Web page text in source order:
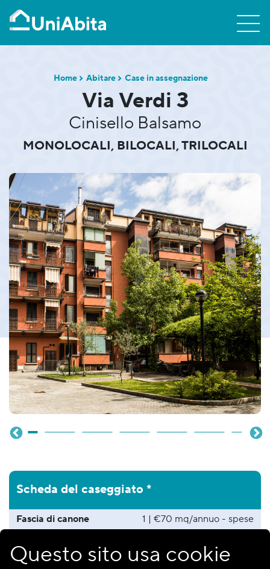
Home Abitare Case in assegnazione
Via Verdi 3
Cinisello Balsamo
MONOLOCALI, BILOCALI, TRILOCALI
Scheda del caseggiato *
Fascia di canone
1 | €70 mq/annuo - spese
Alloggi
76
Questo sito usa cookie